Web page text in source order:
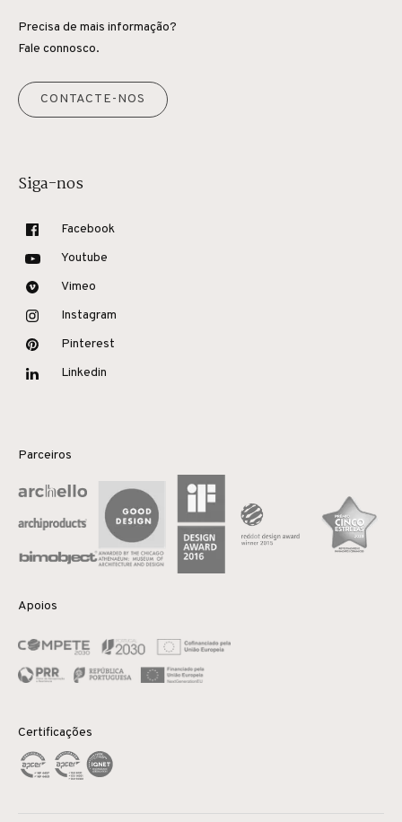
Precisa de mais informação?
Fale connosco.
CONTACTE-NOS
Siga-nos
Facebook
Youtube
Vimeo
Instagram
Pinterest
Linkedin
Parceiros
Apoios
Certificações